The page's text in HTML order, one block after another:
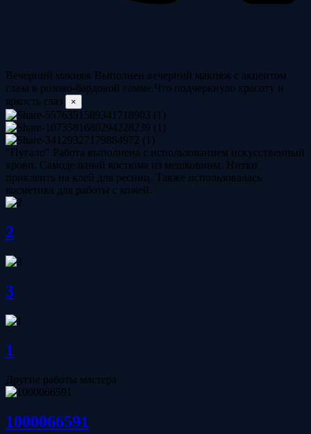
Вечерний макияж Выполнен вечерний макияж с акцентом
глаза в розово-бардовой гамме.Что подчеркнуло красоту и
яркость глаз
×
"Пугало" Работа выполнена с использованием искусственный
крови. Самодельный костюма из мешковины. Нитки
приклеить на клей для ресниц. Также использовалась
косметика для работы с кожей.
2
3
1
Другие работы мастера
1000066591